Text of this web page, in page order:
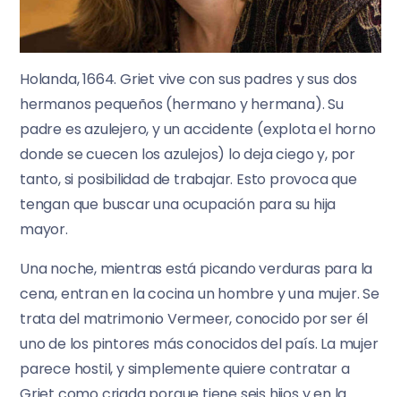
Holanda, 1664. Griet vive con sus padres y sus dos
hermanos pequeños (hermano y hermana). Su
padre es azulejero, y un accidente (explota el horno
donde se cuecen los azulejos) lo deja ciego y, por
tanto, si posibilidad de trabajar. Esto provoca que
tengan que buscar una ocupación para su hija
mayor.
Una noche, mientras está picando verduras para la
cena, entran en la cocina un hombre y una mujer. Se
trata del matrimonio Vermeer, conocido por ser él
uno de los pintores más conocidos del país. La mujer
parece hostil, y simplemente quiere contratar a